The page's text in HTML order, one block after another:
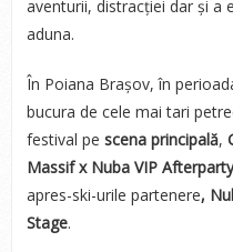
aventurii, distracției dar și a
aduna.
În Poiana Brașov, în
bucura de cele mai tari
festival pe scena principală,
Massif x Nuba VIP Afterparty
apres-ski-urile partenere,
Stage.